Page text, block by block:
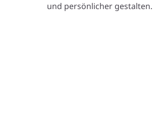
und persönlicher gestalten.